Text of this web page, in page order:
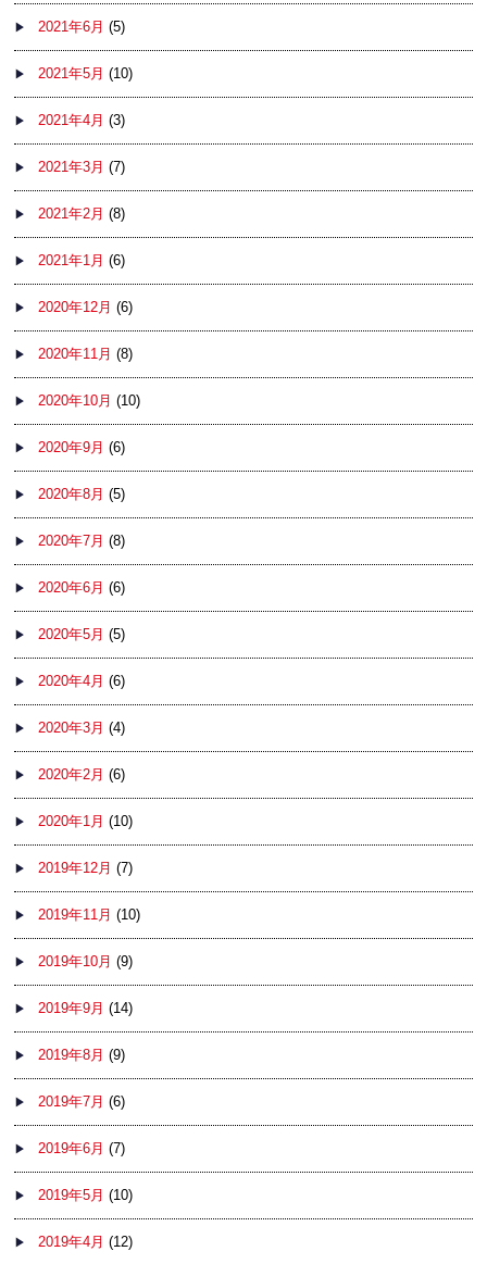
2021年6月 (5)
2021年5月 (10)
2021年4月 (3)
2021年3月 (7)
2021年2月 (8)
2021年1月 (6)
2020年12月 (6)
2020年11月 (8)
2020年10月 (10)
2020年9月 (6)
2020年8月 (5)
2020年7月 (8)
2020年6月 (6)
2020年5月 (5)
2020年4月 (6)
2020年3月 (4)
2020年2月 (6)
2020年1月 (10)
2019年12月 (7)
2019年11月 (10)
2019年10月 (9)
2019年9月 (14)
2019年8月 (9)
2019年7月 (6)
2019年6月 (7)
2019年5月 (10)
2019年4月 (12)